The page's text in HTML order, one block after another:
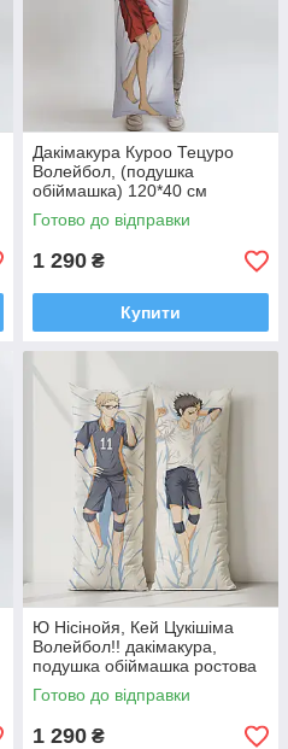
Дакімакура Куроо Тецуро
Волейбол, (подушка
обіймашка) 120*40 см
Готово до відправки
1 290 ₴
Купити
Ю Нісінойя, Кей Цукішіма
Волейбол!! дакімакура,
подушка обіймашка ростова
120*40 см
Готово до відправки
1 290 ₴